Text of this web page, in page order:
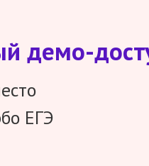
демо-
ЕГЭ